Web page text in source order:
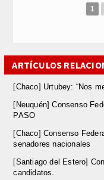
1
ARTÍCULOS
[Chaco] Urtubey: “Nos
[Neuquén] Consenso
PASO
[Chaco] Consenso
senadores nacionales
[Santiago del Estero]
candidatos.